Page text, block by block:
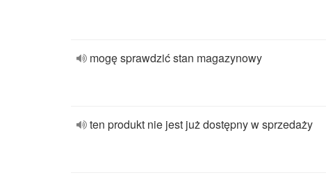
mogę sprawdzić stan magazynowy
ten produkt nie jest już dostępny w sprzedaży